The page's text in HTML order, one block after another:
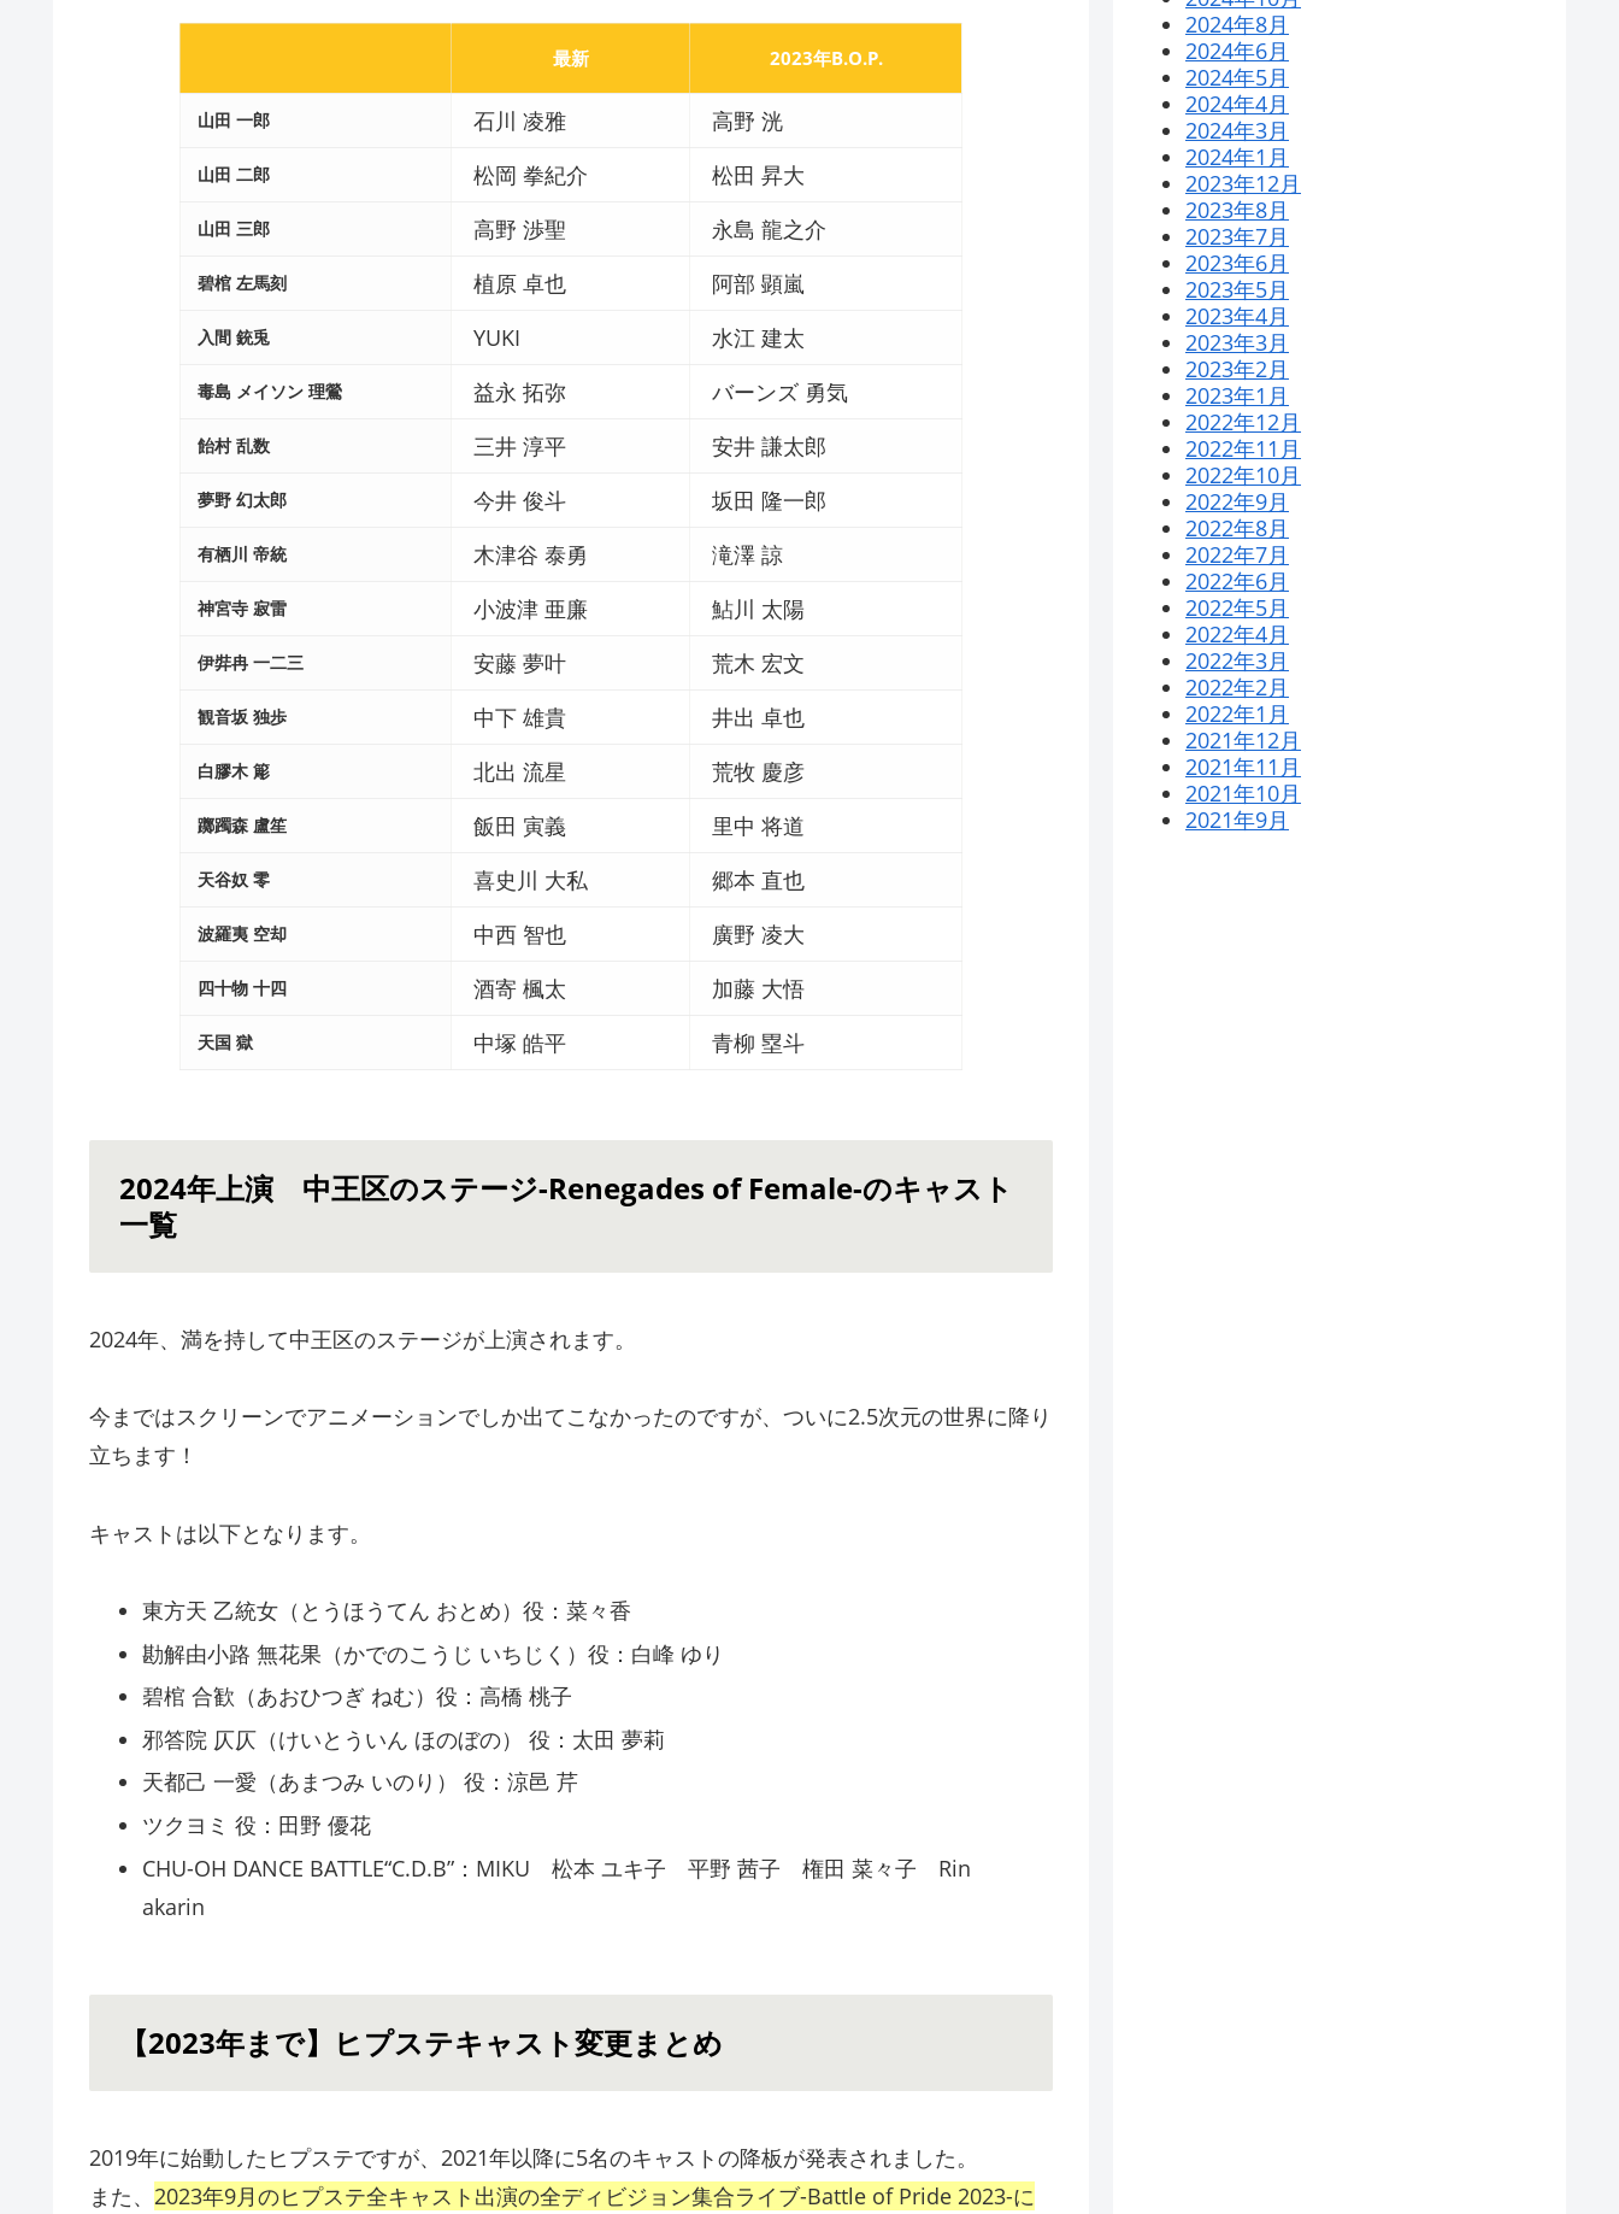
最新 2023年B.O.P.
山田 一郎 石川 凌雅 高野 洸
山田 二郎 松岡 拳紀介 松田 昇大
山田 三郎 高野 渉聖 永島 龍之介
碧棺 左馬刻 植原 卓也 阿部 顕嵐
入間 銃兎 YUKI 水江 建太
毒島 メイソン 理鶯 益永 拓弥 バーンズ 勇気
飴村 乱数 三井 淳平 安井 謙太郎
夢野 幻太郎 今井 俊斗 坂田 隆一郎
有栖川 帝統 木津谷 泰勇 滝澤 諒
神宮寺 寂雷 小波津 亜廉 鮎川 太陽
伊弉冉 一二三 安藤 夢叶 荒木 宏文
観音坂 独歩 中下 雄貴 井出 卓也
白膠木 簓 北出 流星 荒牧 慶彦
躑躅森 盧笙 飯田 寅義 里中 将道
天谷奴 零 喜史川 大私 郷本 直也
波羅夷 空却 中西 智也 廣野 凌大
四十物 十四 酒寄 楓太 加藤 大悟
天国 獄 中塚 皓平 青柳 塁斗
2024年上演 中王区のステージ-Renegades of Female-のキャスト
一覧
2024年、満を持して中王区のステージが上演されます。
今まではスクリーンでアニメーションでしか出てこなかったのですが、ついに2.5次元の世界に降り
立ちます！
キャストは以下となります。
東方天 乙統女（とうほうてん おとめ）役：菜々香
勘解由小路 無花果（かでのこうじ いちじく）役：白峰 ゆり
碧棺 合歓（あおひつぎ ねむ）役：高橋 桃子
邪答院 仄仄（けいとういん ほのぼの） 役：太田 夢莉
天都己 一愛（あまつみ いのり） 役：涼邑 芹
ツクヨミ 役：田野 優花
CHU-OH DANCE BATTLE“C.D.B”：MIKU 松本 ユキ子 平野 茜子 権田 菜々子 Rin
akarin
【2023年まで】ヒプステキャスト変更まとめ
2019年に始動したヒプステですが、2021年以降に5名のキャストの降板が発表されました。
また、 2023年9月のヒプステ全キャスト出演の全ディビジョン集合ライブ-Battle of Pride 2023-に
2024年8月
2024年6月
2024年5月
2024年4月
2024年3月
2024年1月
2023年12月
2023年8月
2023年7月
2023年6月
2023年5月
2023年4月
2023年3月
2023年2月
2023年1月
2022年12月
2022年11月
2022年10月
2022年9月
2022年8月
2022年7月
2022年6月
2022年5月
2022年4月
2022年3月
2022年2月
2022年1月
2021年12月
2021年11月
2021年10月
2021年9月